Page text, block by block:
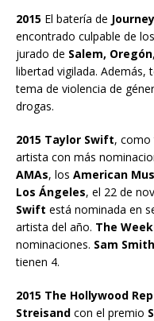
2015 El batería de
encontrado culpable de
jurado de Salem, Oregón
libertad vigilada. Además,
tema de violencia de
drogas.
2015 Taylor Swift, como
artista con más
AMAs, los American
Los Ángeles, el 22 de
Swift está nominada en
artista del año. The
nominaciones. Sam
tienen 4.
2015 The Hollywood
Streisand con el premio